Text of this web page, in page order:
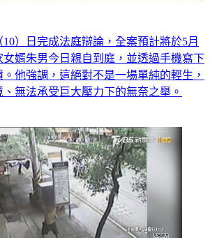
）日完成法庭辯論，全案預計將於5月
女婿朱男今日親自到庭，並透過手機寫下
他強調，這絕對不是一場單純的輕生，
無法承受巨大壓力下的無奈之舉。